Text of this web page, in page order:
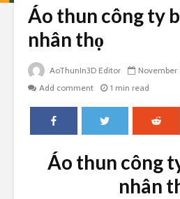
Áo thun công ty
nhân thọ
AoThunIn3D Editor
November
Add comment
1 min read
Áo thun công
nhân